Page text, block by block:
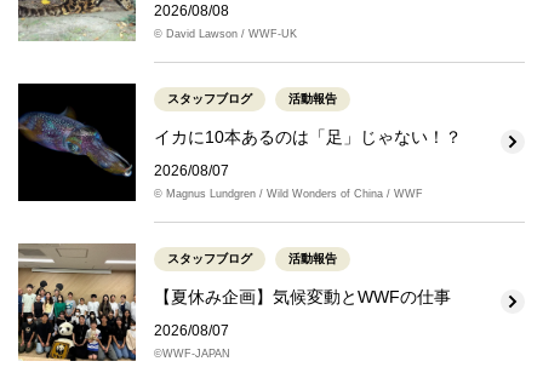
2026/08/08
© David Lawson / WWF-UK
スタッフブログ 活動報告
イカに10本あるのは「足」じゃない！？
2026/08/07
© Magnus Lundgren / Wild Wonders of China / WWF
スタッフブログ 活動報告
【夏休み企画】気候変動とWWFの仕事
2026/08/07
©WWF-JAPAN